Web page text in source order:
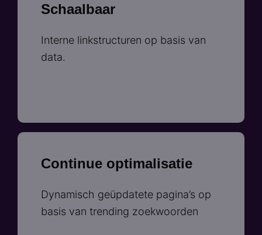
Schaalbaar
Interne linkstructuren op basis van
data.
Continue optimalisatie
Dynamisch geüpdatete pagina’s op
basis van trending zoekwoorden